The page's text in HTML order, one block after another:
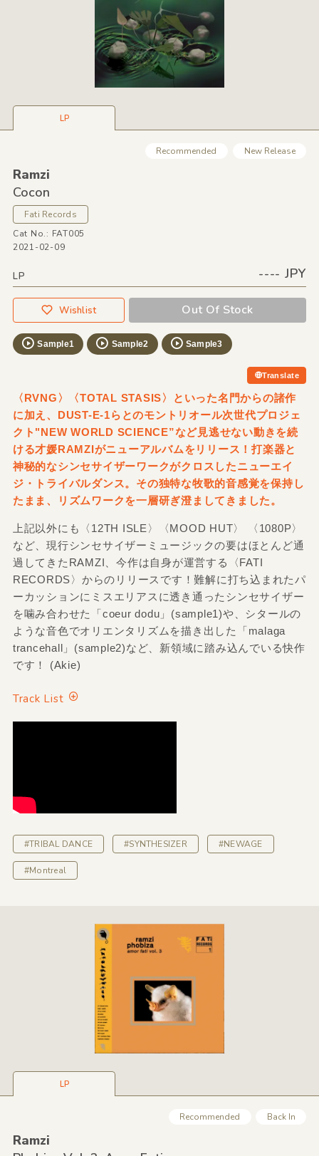
LP
Recommended New Release
Ramzi
Cocon
Fati Records
Cat No.: FAT005
2021-02-09
LP ---- JPY
Wishlist Out Of Stock
Sample1 Sample2 Sample3
Translate
〈RVNG〉〈TOTAL STASIS〉といった名門からの諸作
に加え、DUST-E-1らとのモントリオール次世代プロジェ
クト"NEW WORLD SCIENCE”など見逃せない動きを続
ける才媛RAMZIがニューアルバムをリリース！打楽器と
神秘的なシンセサイザーワークがクロスしたニューエイ
ジ・トライバルダンス。その独特な牧歌的音感覚を保持し
たまま、リズムワークを一層研ぎ澄ましてきました。
上記以外にも〈12TH ISLE〉〈MOOD HUT〉 〈1080P〉
など、現行シンセサイザーミュージックの要はほとんど通
過してきたRAMZI、今作は自身が運営する〈FATI
RECORDS〉からのリリースです！難解に打ち込まれたパ
ーカッションにミスエリアスに透き通ったシンセサイザー
を噛み合わせた「coeur dodu」(sample1)や、シタールの
ような音色でオリエンタリズムを描き出した「malaga
trancehall」(sample2)など、新領域に踏み込んでいる快作
です！ (Akie)
Track List
#TRIBAL DANCE #SYNTHESIZER #NEWAGE
#Montreal
LP
Recommended Back In
Ramzi